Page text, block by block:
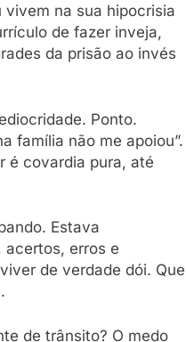
vivem na sua hipocrisia
de fazer inveja,
da prisão ao invés
Ponto.
família não me apoiou”.
é covardia pura, até
Estava
acertos, erros e
de verdade dói. Que
de trânsito? O medo